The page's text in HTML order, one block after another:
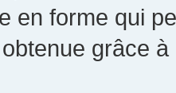
en forme qui
grâce à